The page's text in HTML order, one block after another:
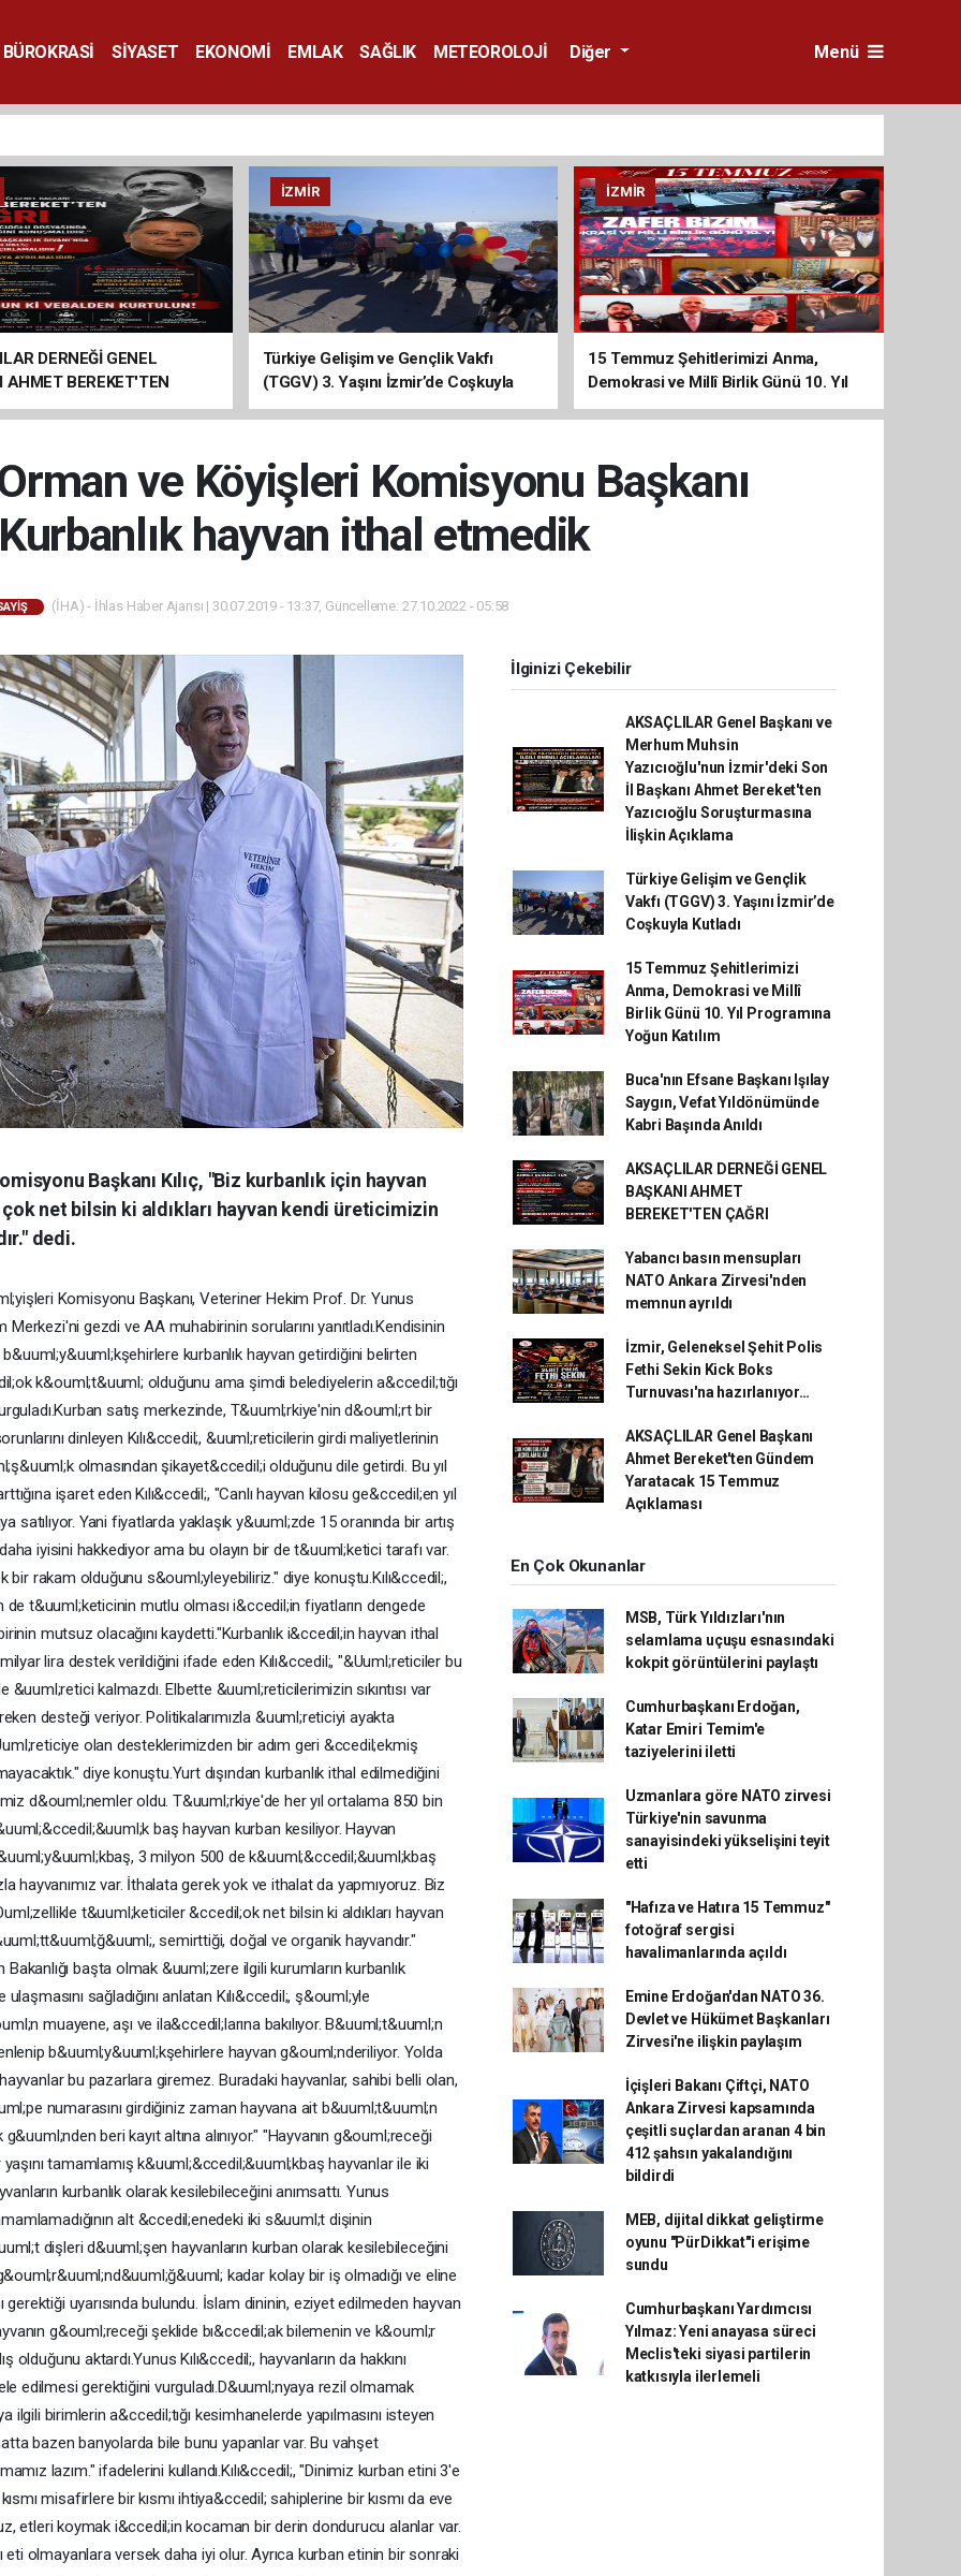
BÜROKRASİ SİYASET EKONOMİ EMLAK SAĞLIK
METEOROLOJİ
Diğer Menü
DERNEĞİ GENEL
AHMET BEREKET'TEN
İZMIR
Türkiye Gelişim ve Gençlik Vakfı
(TGGV) 3. Yaşını İzmir’de Coşkuyla
Kutladı
İZMIR
15 Temmuz Şehitlerimizi Anma,
Demokrasi ve Millî Birlik Günü 10. Yıl
Programına Yoğun Katılım
ve Köyişleri Komisyonu Başkanı
Kurbanlık hayvan ithal etmedik
(İHA) - İhlas Haber Ajansı | 30.07.2019 - 13:37, Güncelleme: 27.10.2022 - 05:58
Başkanı Kılıç, "Biz kurbanlık için hayvan
net bilsin ki aldıkları hayvan kendi üreticimizin
dedi.
Komisyonu Başkanı, Veteriner Hekim Prof. Dr. Yunus
Merkezi'ni gezdi ve AA muhabirinin sorularını yanıtladı.Kendisinin
b&uuml;y&uuml;kşehirlere kurbanlık hayvan getirdiğini belirten
k&ouml;t&uuml; olduğunu ama şimdi belediyelerin a&ccedil;tığı
satış merkezinde, T&uuml;rkiye'nin d&ouml;rt bir
dinleyen Kılı&ccedil;, &uuml;reticilerin girdi maliyetlerinin
olmasından şikayet&ccedil;i olduğunu dile getirdi. Bu yıl
işaret eden Kılı&ccedil;, "Canlı hayvan kilosu ge&ccedil;en yıl
satılıyor. Yani fiyatlarda yaklaşık y&uuml;zde 15 oranında bir artış
iyisini hakkediyor ama bu olayın bir de t&uuml;ketici tarafı var.
bir rakam olduğunu s&ouml;yleyebiliriz." diye konuştu.Kılı&ccedil;,
t&uuml;keticinin mutlu olması i&ccedil;in fiyatların dengede
mutsuz olacağını kaydetti."Kurbanlık i&ccedil;in hayvan ithal
lira destek verildiğini ifade eden Kılı&ccedil;, "&Uuml;reticiler bu
kalmazdı. Elbette &uuml;reticilerimizin sıkıntısı var
desteği veriyor. Politikalarımızla &uuml;reticiyi ayakta
olan desteklerimizden bir adım geri &ccedil;ekmiş
diye konuştu.Yurt dışından kurbanlık ithal edilmediğini
d&ouml;nemler oldu. T&uuml;rkiye'de her yıl ortalama 850 bin
baş hayvan kurban kesiliyor. Hayvan
3 milyon 500 de k&uuml;&ccedil;&uuml;kbaş
hayvanımız var. İthalata gerek yok ve ithalat da yapmıyoruz. Biz
t&uuml;keticiler &ccedil;ok net bilsin ki aldıkları hayvan
semirttiği, doğal ve organik hayvandır."
başta olmak &uuml;zere ilgili kurumların kurbanlık
sağladığını anlatan Kılı&ccedil;, ş&ouml;yle
muayene, aşı ve ila&ccedil;larına bakılıyor. B&uuml;t&uuml;n
b&uuml;y&uuml;kşehirlere hayvan g&ouml;nderiliyor. Yolda
bu pazarlara giremez. Buradaki hayvanlar, sahibi belli olan,
numarasını girdiğiniz zaman hayvana ait b&uuml;t&uuml;n
beri kayıt altına alınıyor." "Hayvanın g&ouml;receği
yaşını tamamlamış k&uuml;&ccedil;&uuml;kbaş hayvanlar ile iki
kurbanlık olarak kesilebileceğini anımsattı. Yunus
alt &ccedil;enedeki iki s&uuml;t dişinin
dişleri d&uuml;şen hayvanların kurban olarak kesilebileceğini
kadar kolay bir iş olmadığı ve eline
gerektiği uyarısında bulundu. İslam dininin, eziyet edilmeden hayvan
g&ouml;receği şeklide bı&ccedil;ak bilemenin ve k&ouml;r
olduğunu aktardı.Yunus Kılı&ccedil;, hayvanların da hakkını
edilmesi gerektiğini vurguladı.D&uuml;nyaya rezil olmamak
birimlerin a&ccedil;tığı kesimhanelerde yapılmasını isteyen
bazen banyolarda bile bunu yapanlar var. Bu vahşet
lazım." ifadelerini kullandı.Kılı&ccedil;, "Dinimiz kurban etini 3'e
misafirlere bir kısmı ihtiya&ccedil; sahiplerine bir kısmı da eve
etleri koymak i&ccedil;in kocaman bir derin dondurucu alanlar var.
eti olmayanlara versek daha iyi olur. Ayrıca kurban etinin bir sonraki
İlginizi Çekebilir
AKSAÇLILAR Genel Başkanı ve
Merhum Muhsin
Yazıcıoğlu'nun İzmir'deki Son
İl Başkanı Ahmet Bereket'ten
Yazıcıoğlu Soruşturmasına
İlişkin Açıklama
Türkiye Gelişim ve Gençlik
Vakfı (TGGV) 3. Yaşını İzmir’de
Coşkuyla Kutladı
15 Temmuz Şehitlerimizi
Anma, Demokrasi ve Millî
Birlik Günü 10. Yıl Programına
Yoğun Katılım
Buca'nın Efsane Başkanı Işılay
Saygın, Vefat Yıldönümünde
Kabri Başında Anıldı
AKSAÇLILAR DERNEĞİ GENEL
BAŞKANI AHMET
BEREKET'TEN ÇAĞRI
Yabancı basın mensupları
NATO Ankara Zirvesi'nden
memnun ayrıldı
İzmir, Geleneksel Şehit Polis
Fethi Sekin Kick Boks
Turnuvası'na hazırlanıyor…
AKSAÇLILAR Genel Başkanı
Ahmet Bereket'ten Gündem
Yaratacak 15 Temmuz
Açıklaması
En Çok Okunanlar
MSB, Türk Yıldızları'nın
selamlama uçuşu esnasındaki
kokpit görüntülerini paylaştı
Cumhurbaşkanı Erdoğan,
Katar Emiri Temim'e
taziyelerini iletti
Uzmanlara göre NATO zirvesi
Türkiye'nin savunma
sanayisindeki yükselişini teyit
etti
"Hafıza ve Hatıra 15 Temmuz"
fotoğraf sergisi
havalimanlarında açıldı
Emine Erdoğan'dan NATO 36.
Devlet ve Hükümet Başkanları
Zirvesi'ne ilişkin paylaşım
İçişleri Bakanı Çiftçi, NATO
Ankara Zirvesi kapsamında
çeşitli suçlardan aranan 4 bin
412 şahsın yakalandığını
bildirdi
MEB, dijital dikkat geliştirme
oyunu "PürDikkat"i erişime
sundu
Cumhurbaşkanı Yardımcısı
Yılmaz: Yeni anayasa süreci
Meclis'teki siyasi partilerin
katkısıyla ilerlemeli